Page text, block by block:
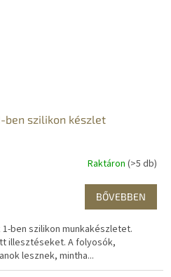
ben szilikon készlet
Raktáron (>5 db)
BŐVEBBEN
ben szilikon munkakészletet.
illesztéseket. A folyosók,
lesznek, mintha...